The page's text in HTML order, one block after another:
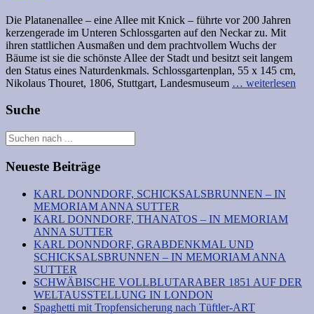
Die Platanenallee – eine Allee mit Knick – führte vor 200 Jahren
kerzengerade im Unteren Schlossgarten auf den Neckar zu. Mit
ihren stattlichen Ausmaßen und dem prachtvollem Wuchs der
Bäume ist sie die schönste Allee der Stadt und besitzt seit langem
den Status eines Naturdenkmals. Schlossgartenplan, 55 x 145 cm,
Nikolaus Thouret, 1806, Stuttgart, Landesmuseum … weiterlesen
Suche
Neueste Beiträge
KARL DONNDORF, SCHICKSALSBRUNNEN – IN
MEMORIAM ANNA SUTTER
KARL DONNDORF, THANATOS – IN MEMORIAM
ANNA SUTTER
KARL DONNDORF, GRABDENKMAL UND
SCHICKSALSBRUNNEN – IN MEMORIAM ANNA
SUTTER
SCHWÄBISCHE VOLLBLUTARABER 1851 AUF DER
WELTAUSSTELLUNG IN LONDON
Spaghetti mit Tropfensicherung nach Tüftler-ART